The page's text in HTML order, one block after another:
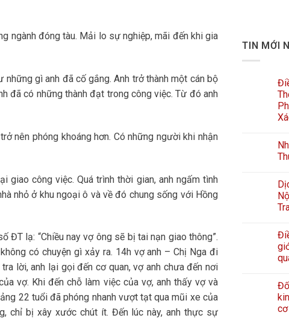
ngành đóng tàu. Mải lo sự nghiệp, mãi đến khi gia
gì anh đã cố gắng. Anh trở thành một cán bộ
đã có những thành đạt trong công việc. Từ đó anh
nên phóng khoáng hơn. Có những người khi nhận
giao công việc. Quá trình thời gian, anh ngấm tình
nhỏ ở khu ngoại ô và về đó chung sống với Hồng
ĐT lạ: “Chiều nay vợ ông sẽ bị tai nạn giao thông”.
có chuyện gì xảy ra. 14h vợ anh – Chị Nga đi
lời, anh lại gọi đến cơ quan, vợ anh chưa đến nơi
vợ. Khi đến chỗ làm việc của vợ, anh thấy vợ và
22 tuổi đã phóng nhanh vượt tạt qua mũi xe của
chỉ bị xây xước chút ít. Đến lúc này, anh thực sự
TIN MỚI